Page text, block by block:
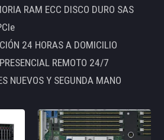
RAM ECC DISCO DURO SAS
24 HORAS A DOMICILIO
REMOTO 24/7
NUEVOS Y SEGUNDA MANO